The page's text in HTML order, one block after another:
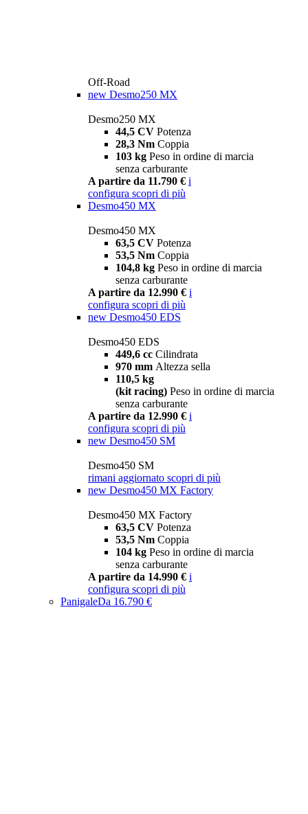
Off-Road
new Desmo250 MX
Desmo250 MX
44,5 CV Potenza
28,3 Nm Coppia
103 kg Peso in ordine di marcia
senza carburante
A partire da 11.790 € i
configura scopri di più
Desmo450 MX
Desmo450 MX
63,5 CV Potenza
53,5 Nm Coppia
104,8 kg Peso in ordine di marcia
senza carburante
A partire da 12.990 € i
configura scopri di più
new Desmo450 EDS
Desmo450 EDS
449,6 cc Cilindrata
970 mm Altezza sella
110,5 kg
(kit racing) Peso in ordine di marcia
senza carburante
A partire da 12.990 € i
configura scopri di più
new Desmo450 SM
Desmo450 SM
rimani aggiornato scopri di più
new Desmo450 MX Factory
Desmo450 MX Factory
63,5 CV Potenza
53,5 Nm Coppia
104 kg Peso in ordine di marcia
senza carburante
A partire da 14.990 € i
configura scopri di più
PanigaleDa 16.790 €